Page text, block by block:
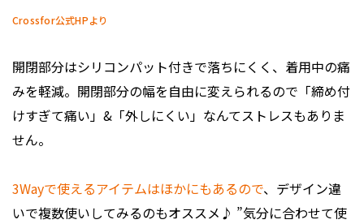
Crossfor公式HPより
開閉部分はシリコンパット付きで落ちにくく、着用中の痛
みを軽減。開閉部分の幅を自由に変えられるので「締め付
けすぎて痛い」&「外しにくい」なんてストレスもありま
せん。
3Wayで使えるアイテムはほかにもあるので、デザイン違
いで複数使いしてみるのもオススメ♪ ”気分に合わせて使